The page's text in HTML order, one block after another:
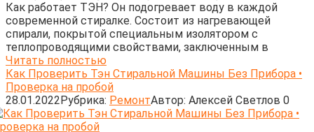
Как работает ТЭН? Он подогревает воду в каждой
современной стиралке. Состоит из нагревающей
спирали, покрытой специальным изолятором с
теплопроводящими свойствами, заключенным в
Читать полностью
Как Проверить Тэн Стиральной Машины Без Прибора •
Проверка на пробой
28.01.2022Рубрика: РемонтАвтор: Алексей Светлов 0